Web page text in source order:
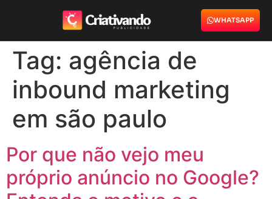
WHATSAPP
Tag: agência de
inbound marketing
em são paulo
Por que não vejo meu
próprio anúncio no Google?